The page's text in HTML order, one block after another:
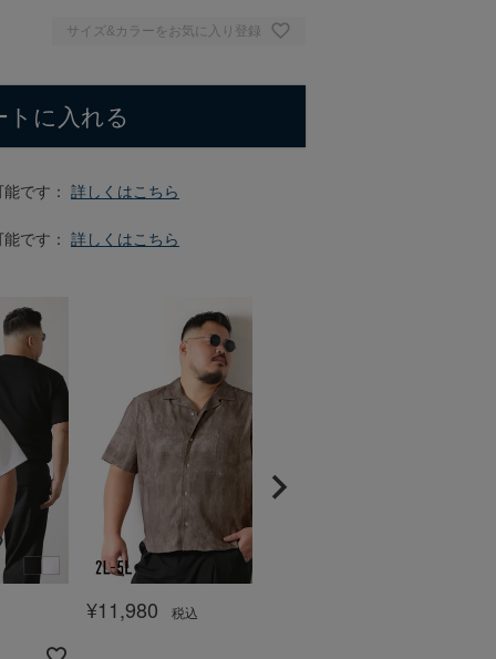
サイズ&カラーをお気に入り登録
トに入れる
です： 詳しくはこちら
です： 詳しくはこちら
¥11,980 税込